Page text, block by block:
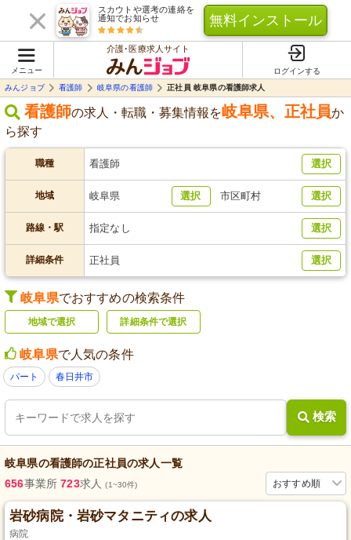
スカウトや選考の連絡を
通知でお知らせ
無料インストール
メニュー
介護･医療求人サイト
ログインする
みんジョブ
看護師 岐阜県の看護師 正社員 岐阜県の看護師求人
看護師の求人・転職・募集情報を岐阜県、 正社員か
ら探す
職種 看護師 選択
地域 岐阜県 選択 市区町村 選択
路線・駅 指定なし 選択
詳細条件 正社員 選択
岐阜県でおすすめの検索条件
地域で選択 詳細条件で選択
岐阜県で人気の条件
パート 春日井市
検索
岐阜県の看護師の正社員の求人一覧
おすすめ順
656事業所 723求人(1~30件)
岩砂病院・岩砂マタニティの求人
病院